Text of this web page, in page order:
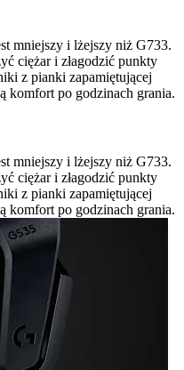
mniejszy i lżejszy niż G733.
ciężar i złagodzić punkty
z pianki zapamiętującej
komfort po godzinach grania.
mniejszy i lżejszy niż G733.
ciężar i złagodzić punkty
z pianki zapamiętującej
komfort po godzinach grania.